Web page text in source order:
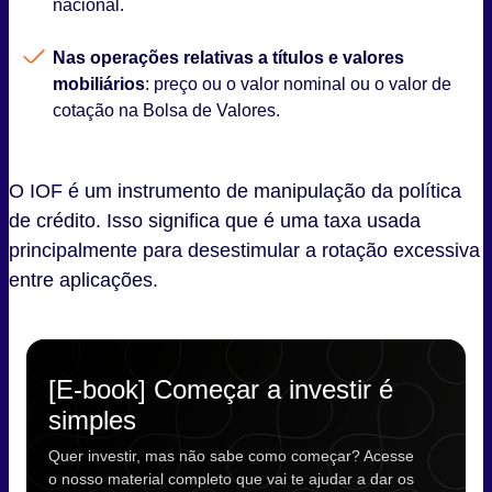
nacional.
Nas operações relativas a títulos e valores
mobiliários: preço ou o valor nominal ou o valor de
cotação na Bolsa de Valores.
O IOF é um instrumento de manipulação da política
de crédito. Isso significa que é uma taxa usada
principalmente para desestimular a rotação excessiva
entre aplicações.
[E-book] Começar a investir é
simples
Quer investir, mas não sabe como começar? Acesse
o nosso material completo que vai te ajudar a dar os